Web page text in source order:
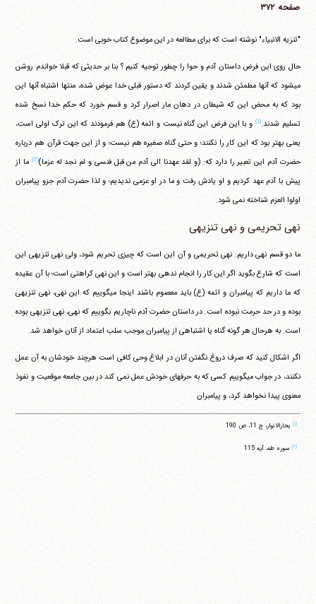
صفحه ۳۷۲
"تنزیه الانبیاء" نوشته است که برای مطالعه در این موضوع کتاب خوبی است.
حال روی این فرض داستان آدم و حوا را چطور توجیه کنیم ؟ بنا بر حدیثی که قبلا خواندم روشن
می‎شود که آنها مطمئن شدند و یقین کردند که دستور قبلی خدا عوض شده، منتها اشتباه آنها این
بود که به محض این که شیطان در دهان مار اصرار کرد و قسم خورد که حکم خدا نسخ شده
تسلیم شدند.(۱)
و با این فرض این گناه نیست و ائمه (ع) هم فرمودند که این ترک اولی است،
یعنی بهتر بود که این کار را نکنند؛ و حتی گناه صغیره هم نیست؛ و از این جهت قرآن هم درباره
حضرت آدم این تعبیر را دارد که: (و لقد عهدنا الی آدم من قبل فنسی و لم نجد له عزما)(۲)
ما از
پیش با آدم عهد کردیم و او یادش رفت و ما در او عزمی ندیدیم؛ و لذا حضرت آدم جزو پیامبران
اولوا العزم شناخته نمی شود.
نهی تحریمی و نهی تنزیهی
ما دو قسم نهی داریم: نهی تحریمی و آن این است که چیزی تحریم شود، ولی نهی تنزیهی این
است که شارع بگوید اگر این کار را انجام ندهی بهتر است و این نهی کراهتی است؛ با آن عقیده
که ما داریم که پیامبران و ائمه (ع) باید معصوم باشند اینجا می‎گوییم که این نهی، نهی تنزیهی
بوده و در حد حرمت نبوده است. در داستان حضرت آدم ناچاریم بگوییم که نهی، نهی تنزیهی بوده
است. به هرحال هر گونه گناه یا اشتباهی از پیامبران موجب سلب اعتماد از آنان خواهد شد.
اگر اشکال کنید که صرف دروغ نگفتن آنان در ابلاغ وحی کافی است هرچند خودشان به آن عمل
نکنند، در جواب می‎گوییم کسی که به حرفهای خودش عمل نمی کند در بین جامعه موقعیت و نفوذ
معنوی پیدا نخواهد کرد، و پیامبران
(۱) بحارالانوار، ج 11، ص 190
(۲) سوره طه، آیه 115